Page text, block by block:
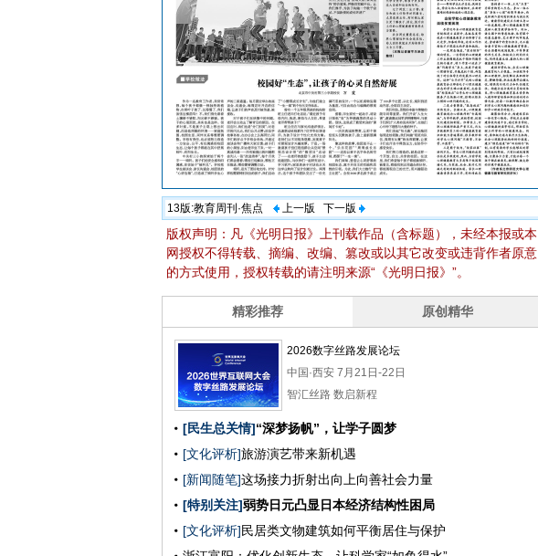
13版:教育周刊·焦点 上一版 下一版
版权声明：凡《光明日报》上刊载作品（含标题），未经本报或本
网授权不得转载、摘编、改编、篡改或以其它改变或违背作者原意
的方式使用，授权转载的请注明来源“《光明日报》”。